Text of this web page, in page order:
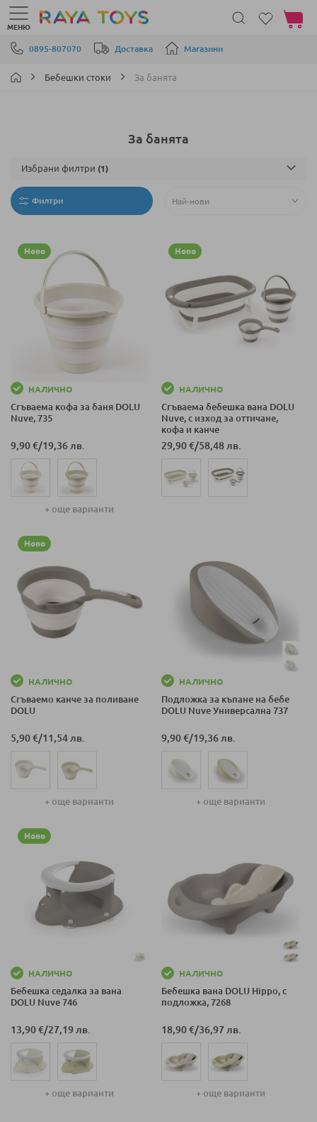
Прескачане към съдържанието
0895-807070 Доставка Магазини
МЕНЮ
Моята
Бебешки стоки За банята
За банята
Филтри
Ново
НАЛИЧНО
Сгъваема кофа за баня DOLU
Nuve, 735
9,90 €/19,36 лв.
+ още варианти
Ново
НАЛИЧНО
Сгъваема бебешка вана DOLU
Nuve, с изход за оттичане,
кофа и канче
29,90 €/58,48 лв.
Ново
НАЛИЧНО
Сгъваемо канче за поливане
DOLU
5,90 €/11,54 лв.
+ още варианти
НАЛИЧНО
Подложка за къпане на бебе
DOLU Nuve Универсална 737
9,90 €/19,36 лв.
+ още варианти
Ново
НАЛИЧНО
Бебешка седалка за вана
DOLU Nuve 746
13,90 €/27,19 лв.
+ още варианти
НАЛИЧНО
Бебешка вана DOLU Hippo, с
подложка, 7268
18,90 €/36,97 лв.
+ още варианти
Избрани филтри